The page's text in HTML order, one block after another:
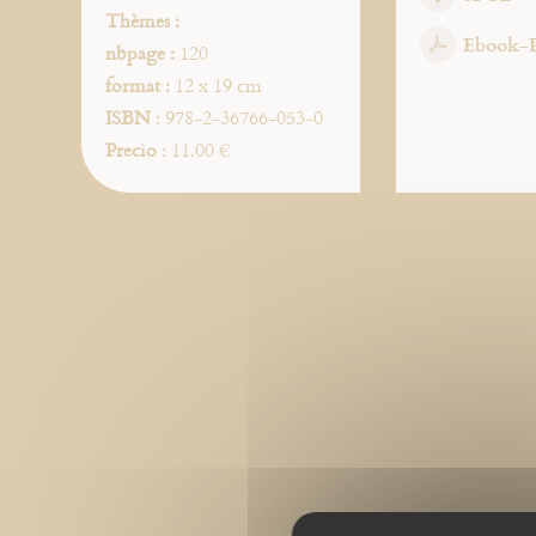
Thèmes :
nbpage :120
format :12 x 19 cm
ISBN: 978-2-36766-053-0
Precio: 11.00 €
Ebook-